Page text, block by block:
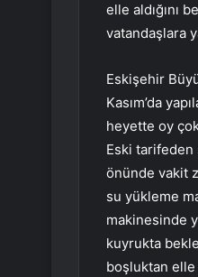
elle aldığını
vatandaşlara
Eskişehir
Kasım’da
heyette oy
Eski tarifeden
önünde vakit
su yükleme
makinesinde
kuyrukta
boşluktan